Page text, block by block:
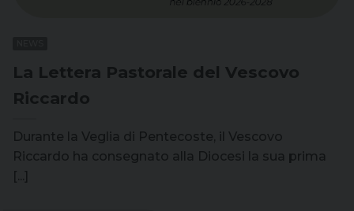
La Lettera Pastorale del Vescovo
Riccardo
Durante la Veglia di Pentecoste, il Vescovo
Riccardo ha consegnato alla Diocesi la sua prima
[...]